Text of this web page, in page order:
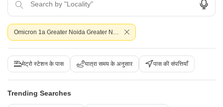
1 Covered Parking
Omicron 1a Greater Noida Greater Noida
मेट्रो स्टेशन के पास यात्रा समय के अनुसार पास की संपत्तियाँ
Trending Searches